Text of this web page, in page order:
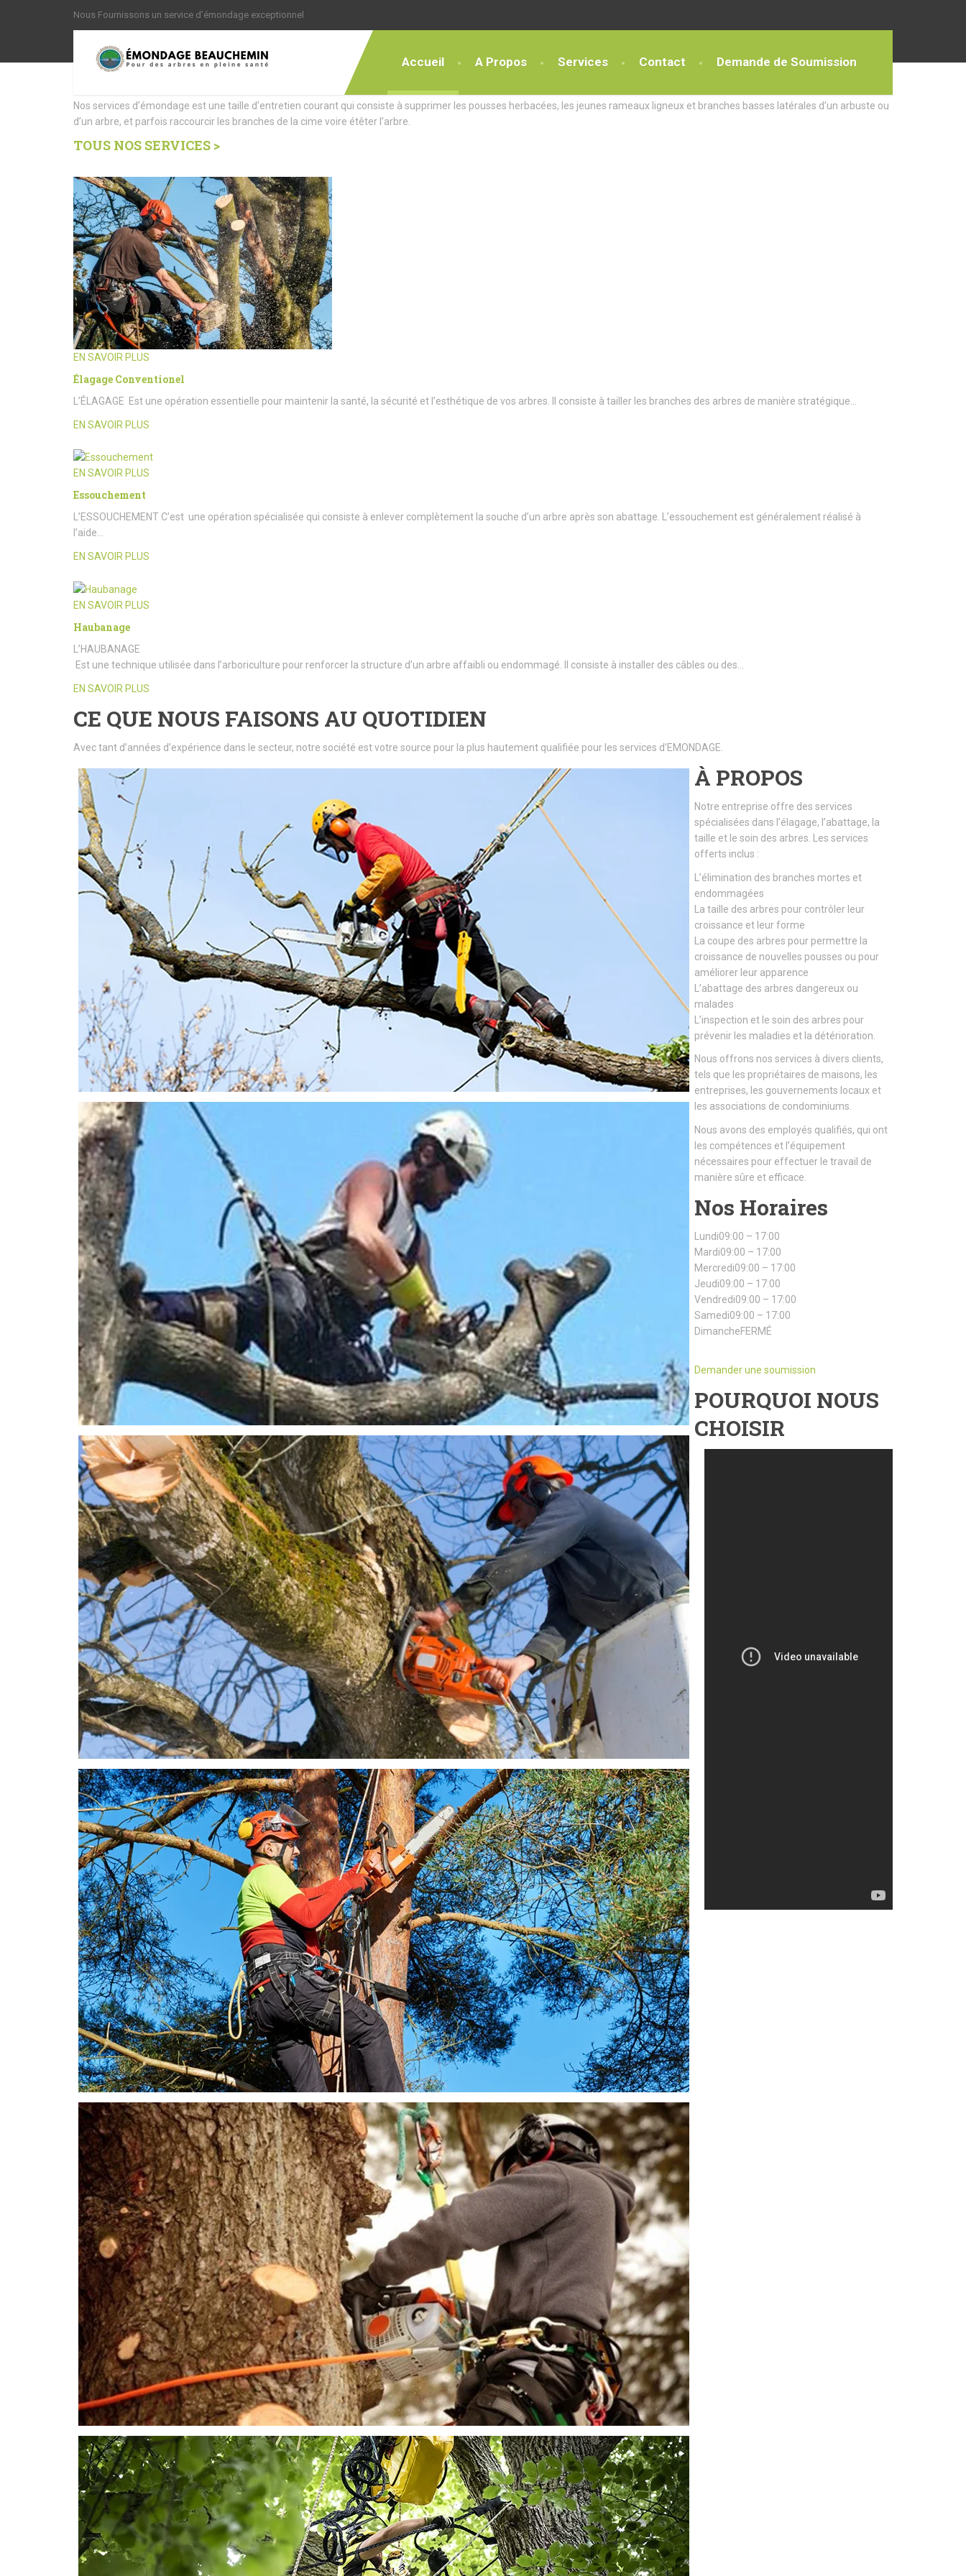
Nous Fournissons un service d’émondage exceptionnel
Accueil A Propos Services Contact Demande de Soumission
Nous offrons des Services Exceptionnels
Nos services d’émondage est une taille d’entretien courant qui consiste à supprimer les pousses herbacées, les jeunes rameaux ligneux et branches basses latérales d’un arbuste ou
d’un arbre, et parfois raccourcir les branches de la cime voire étêter l’arbre.
TOUS NOS SERVICES >
EN SAVOIR PLUS
Élagage Conventionel
L’ÉLAGAGE Est une opération essentielle pour maintenir la santé, la sécurité et l’esthétique de vos arbres. Il consiste à tailler les branches des arbres de manière stratégique…
EN SAVOIR PLUS
EN SAVOIR PLUS
Essouchement
L’ESSOUCHEMENT C’est une opération spécialisée qui consiste à enlever complètement la souche d’un arbre après son abattage. L’essouchement est généralement réalisé à
l’aide…
EN SAVOIR PLUS
EN SAVOIR PLUS
Haubanage
L’HAUBANAGE
Est une technique utilisée dans l’arboriculture pour renforcer la structure d’un arbre affaibli ou endommagé. Il consiste à installer des câbles ou des…
EN SAVOIR PLUS
CE QUE NOUS FAISONS AU QUOTIDIEN
Avec tant d’années d’expérience dans le secteur, notre société est votre source pour la plus hautement qualifiée pour les services d’EMONDAGE.
À PROPOS
Notre entreprise offre des services
spécialisées dans l’élagage, l’abattage, la
taille et le soin des arbres. Les services
offerts inclus :
L’élimination des branches mortes et
endommagées
La taille des arbres pour contrôler leur
croissance et leur forme
La coupe des arbres pour permettre la
croissance de nouvelles pousses ou pour
améliorer leur apparence
L’abattage des arbres dangereux ou
malades
L’inspection et le soin des arbres pour
prévenir les maladies et la détérioration.
Nous offrons nos services à divers clients,
tels que les propriétaires de maisons, les
entreprises, les gouvernements locaux et
les associations de condominiums.
Nous avons des employés qualifiés, qui ont
les compétences et l’équipement
nécessaires pour effectuer le travail de
manière sûre et efficace.
Nos Horaires
Lundi09:00 – 17:00
Mardi09:00 – 17:00
Mercredi09:00 – 17:00
Jeudi09:00 – 17:00
Vendredi09:00 – 17:00
Samedi09:00 – 17:00
DimancheFERMÉ
Demander une soumission
POURQUOI NOUS
CHOISIR